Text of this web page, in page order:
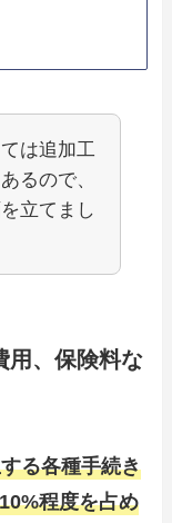
は追加工
るので、
立てまし
用、保険料な
る各種手続き
程度を占め